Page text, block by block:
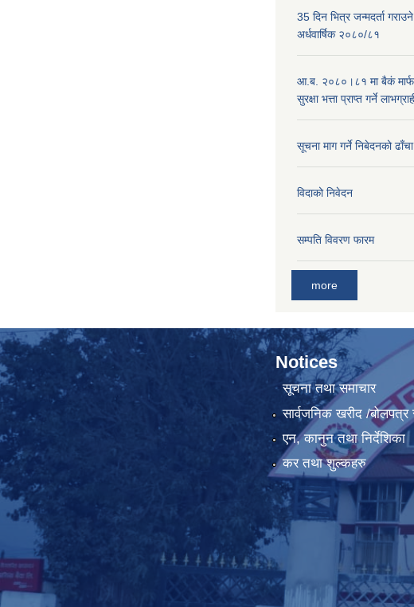
35 दिन भित्र जन्मदर्ता
अर्धवार्षिक २०८०/८१
आ.ब. २०८०।८१ मा बैकं
सुरक्षा भत्ता प्राप्त गर्ने
सूचना माग गर्ने निबेदनको
विदाको निवेदन
सम्पति विवरण फारम
more
Notices
सूचना तथा समाचार
सार्वजनिक खरीद /बोलपत्र
एन, कानुन तथा निर्देशिका
कर तथा शुल्कहरु